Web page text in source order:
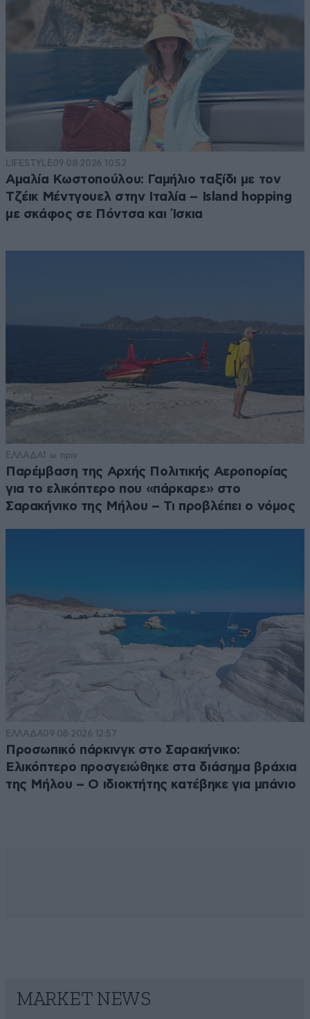
LIFESTYLE09·08·2026 10:52
Αμαλία Κωστοπούλου: Γαμήλιο ταξίδι με τον
Τζέικ Μέντγουελ στην Ιταλία – Island hopping
με σκάφος σε Πόντσα και Ίσκια
ΕΛΛΑΔΑ1 ω. πριν
Παρέμβαση της Αρχής Πολιτικής Αεροπορίας
για το ελικόπτερο που «πάρκαρε» στο
Σαρακήνικο της Μήλου – Τι προβλέπει ο νόμος
ΕΛΛΑΔΑ09·08·2026 12:57
Προσωπικό πάρκινγκ στο Σαρακήνικο:
Ελικόπτερο προσγειώθηκε στα διάσημα βράχια
της Μήλου – Ο ιδιοκτήτης κατέβηκε για μπάνιο
MARKET NEWS